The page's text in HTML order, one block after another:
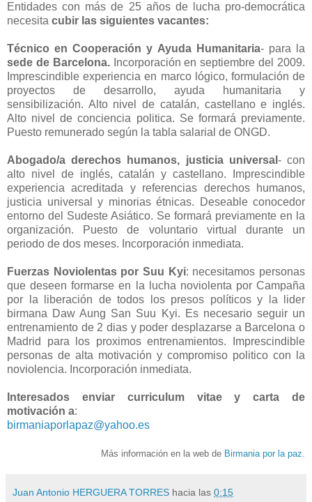
Entidades con más de 25 años de lucha pro-democrática
necesita cubir las siguientes vacantes:
Técnico en Cooperación y Ayuda Humanitaria- para la
sede de Barcelona.Incorporación en septiembre del 2009.
Imprescindible experiencia en marco lógico, formulación de
proyectos de desarrollo, ayuda humanitaria y
sensibilización. Alto nivel de catalán, castellano e inglés.
Alto nivel de conciencia politica. Se formará previamente.
Puesto remunerado según la tabla salarial de ONGD.
Abogado/a derechos humanos, justicia universal - con
alto nivel de inglés, catalán y castellano. Imprescindible
experiencia acreditada y referencias derechos humanos,
justicia universal y minorias étnicas. Deseable conocedor
entorno del Sudeste Asiático. Se formará previamente en la
organización. Puesto de voluntario virtual durante un
periodo de dos meses. Incorporación inmediata.
Fuerzas Noviolentas por Suu Kyi: necesitamos personas
que deseen formarse en la lucha noviolenta por Campaña
por la liberación de todos los presos políticos y la lider
birmana Daw Aung San Suu Kyi. Es necesario seguir un
entrenamiento de 2 dias y poder desplazarse a Barcelona o
Madrid para los proximos entrenamientos. Imprescindible
personas de alta motivación y compromiso politico con la
noviolencia. Incorporación inmediata.
Interesados enviar curriculum vitae y carta de
motivación a:
birmaniaporlapaz@yahoo.es
Más información en la web de Birmania por la paz.
Juan Antonio HERGUERA TORRES hacia las 0:15